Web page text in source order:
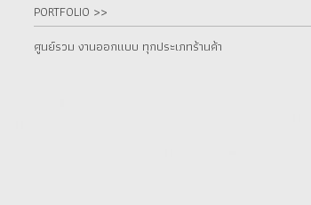
PORTFOLIO >>
ศูนย์รวม งานออกแบบ ทุกประเภทร้านค้า